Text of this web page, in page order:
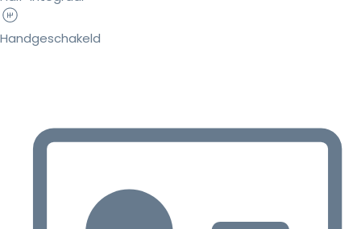
Handgeschakeld